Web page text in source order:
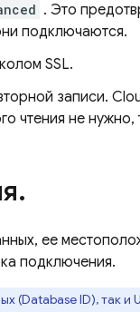
. Это
подключаются.
SSL.
записи.
чтения не
.
ее
подключения.
(Database ID), так